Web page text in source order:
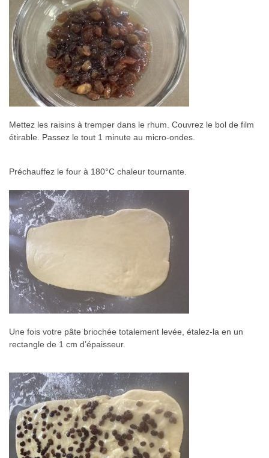
Mettez les raisins à tremper dans le rhum. Couvrez le bol de film
étirable. Passez le tout 1 minute au micro-ondes.
Préchauffez le four à 180°C chaleur tournante.
Une fois votre pâte briochée totalement levée, étalez-la en un
rectangle de 1 cm d’épaisseur.